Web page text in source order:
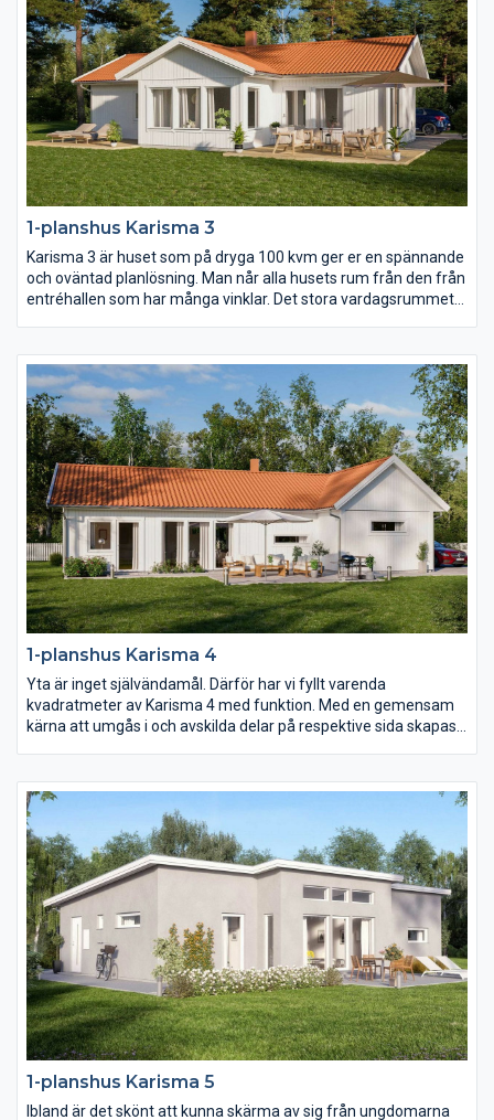
1-planshus Karisma 3
Karisma 3 är huset som på dryga 100 kvm ger er en spännande
och oväntad planlösning. Man når alla husets rum från den från
entréhallen som har många vinklar. Det stora vardagsrummet
samtidigt inte kompromissa för mycket med sovrum och
badrum.
1-planshus Karisma 4
Yta är inget självändamål. Därför har vi fyllt varenda
kvadratmeter av Karisma 4 med funktion. Med en gemensam
kärna att umgås i och avskilda delar på respektive sida skapas
och mer kostnadseffektiv.
1-planshus Karisma 5
Ibland är det skönt att kunna skärma av sig från ungdomarna